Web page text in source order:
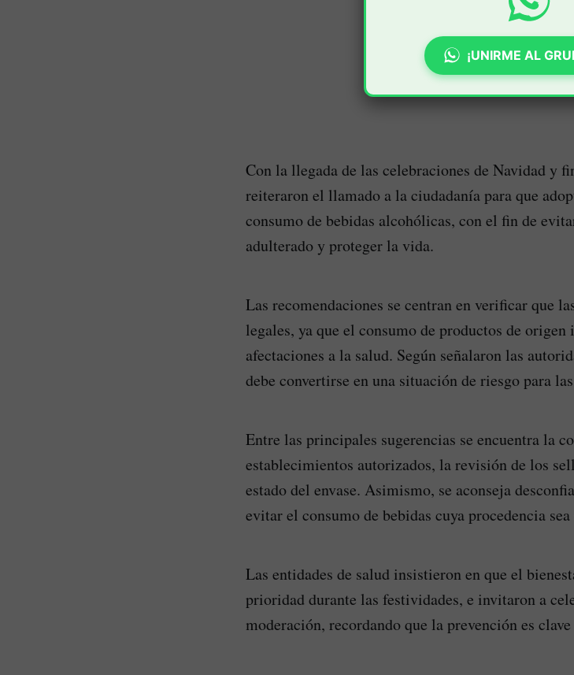
Con la llegada de las celebraciones de Navidad y
reiteraron el llamado a la ciudadanía para que
consumo de bebidas alcohólicas, con el fin de
adulterado y proteger la vida.
Las recomendaciones se centran en verificar que
legales, ya que el consumo de productos de origen
afectaciones a la salud. Según señalaron las
debe convertirse en una situación de riesgo para
Entre las principales sugerencias se encuentra la
establecimientos autorizados, la revisión de los
estado del envase. Asimismo, se aconseja
evitar el consumo de bebidas cuya procedencia sea
Las entidades de salud insistieron en que el
prioridad durante las festividades, e invitaron a
moderación, recordando que la prevención es
¡UNIRME AL